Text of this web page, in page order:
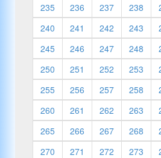
235
236 237 238
240
241 242 243
245
246 247 248
250
251 252 253
255
256 257 258
260
261 262 263
265
266 267 268
270
271 272 273